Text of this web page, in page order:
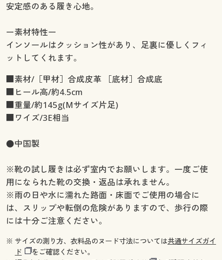
安定感のある履き心地。
ー素材特性ー
インソールはクッション性があり、足裏に優しくフィ
ットしてくれます。
■素材/［甲材］合成皮革 ［底材］合成底
■ヒール高/約4.5cm
■重量/約145g(Mサイズ片足)
■ワイズ/3E相当
●中国製
※靴の試し履きは必ず室内でお願いします。一度ご使
用になられた靴の交換・返品は承れません。
※雨の日や水に濡れた路面・床面でご使用の場合に
は、スリップや転倒の危険がありますので、歩行の際
には十分ご注意ください。
※ サイズの測り方、衣料品のヌード寸法については共通サイズガイ
ド
をご確認ください。